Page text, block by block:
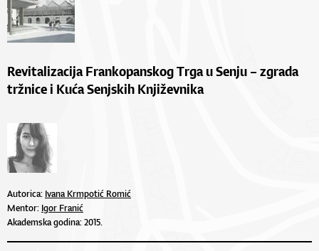
Revitalizacija Frankopanskog Trga u Senju – zgrada
tržnice i Kuća Senjskih Književnika
Autorica: Ivana Krmpotić Romić
Mentor: Igor Franić
Akademska godina: 2015.